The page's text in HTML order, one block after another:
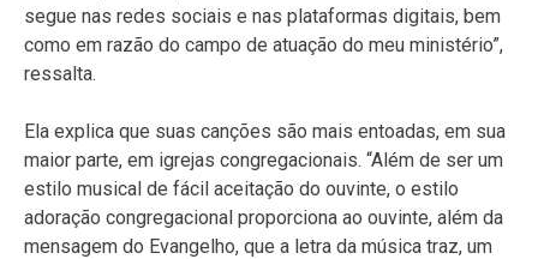
segue nas redes sociais e nas plataformas digitais, bem
como em razão do campo de atuação do meu ministério”,
ressalta.
Ela explica que suas canções são mais entoadas, em sua
maior parte, em igrejas congregacionais. “Além de ser um
estilo musical de fácil aceitação do ouvinte, o estilo
adoração congregacional proporciona ao ouvinte, além da
mensagem do Evangelho, que a letra da música traz, um